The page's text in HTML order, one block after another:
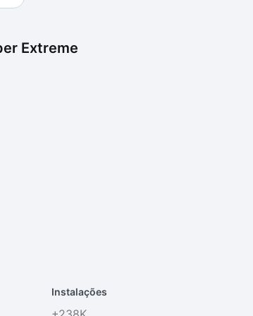
Extreme
Instalações